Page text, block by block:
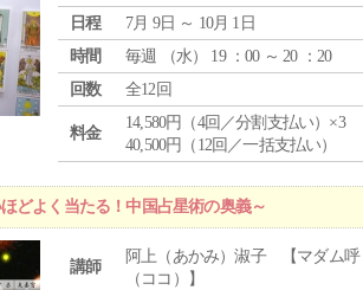
日程
7月 9日 ～ 10月 1日
時間
毎週 （水） 19 ：00 ～ 20 ：20
回数
全12回
料金
14,580円（4回／分割支払い）×3
40,500円（12回／一括支払い）
よく当たる！中国占星術の奥義～
講師
阿上（あかみ）淑子 【マダム呼
（ココ）】